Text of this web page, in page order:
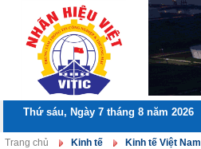
Thứ sáu, Ngày 7 tháng 8 năm 2026
Trang chủ Kinh tế Kinh tế Việt Nam